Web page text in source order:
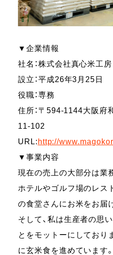
▼企業情報
社名：株式会社真心米工房
設立：平成26年3月25日
役職：専務
住所：〒594-1144大阪府
11-102
URL: http://
▼事業内容
現在の売上の大部分は業
ホテルやゴルフ場のレス
の食堂さんにお米をお届
そして、私は生産者の思
とをモットーにしており
に玄米食を進めています